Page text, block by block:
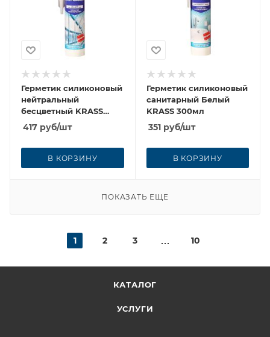
Герметик силиконовый
нейтральный
бесцветный KRASS
300мл
417 руб/шт
В КОРЗИНУ
Герметик силиконовый
санитарный Белый
KRASS 300мл
351руб/шт
В КОРЗИНУ
ПОКАЗАТЬ ЕЩЕ
1 2 3 10
КАТАЛОГ
УСЛУГИ